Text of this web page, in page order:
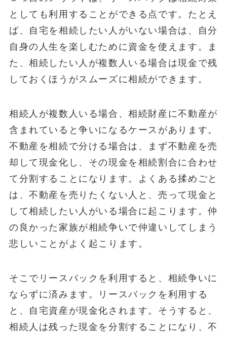
としても利用することができる点です。たとえ
ば、自宅を相続したい人がいない場合は、自分
自身の人生を楽しむために資金を使えます。ま
た、相続したい人が複数人いる場合は現金で残
しておくほうがスムーズに相続ができます。
相続人が複数人いる場合、相続財産に不動産が
含まれていると争いになるケースがあります。
不動産を相続で分ける場合は、まず不動産を売
却して現金化し、その現金を相続割合に合わせ
て分割することになります。よくある揉めごと
は、不動産を売りたくない人と、売って現金と
して相続したい人がいる場合に起こります。仲
の良かった家族が相続争いで仲違いしてしまう
悲しいことがよく起こります。
そこでリースバックを利用すると、相続争いに
ならずに済みます。リースバックを利用する
と、自宅資産が現金化されます。そうすると、
相続人は残った現金を分割することになり、不